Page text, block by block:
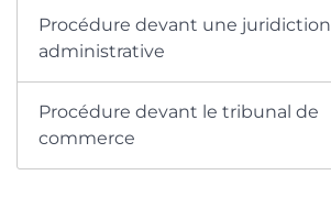
Procédure devant une juridiction
administrative
Procédure devant le tribunal de
commerce